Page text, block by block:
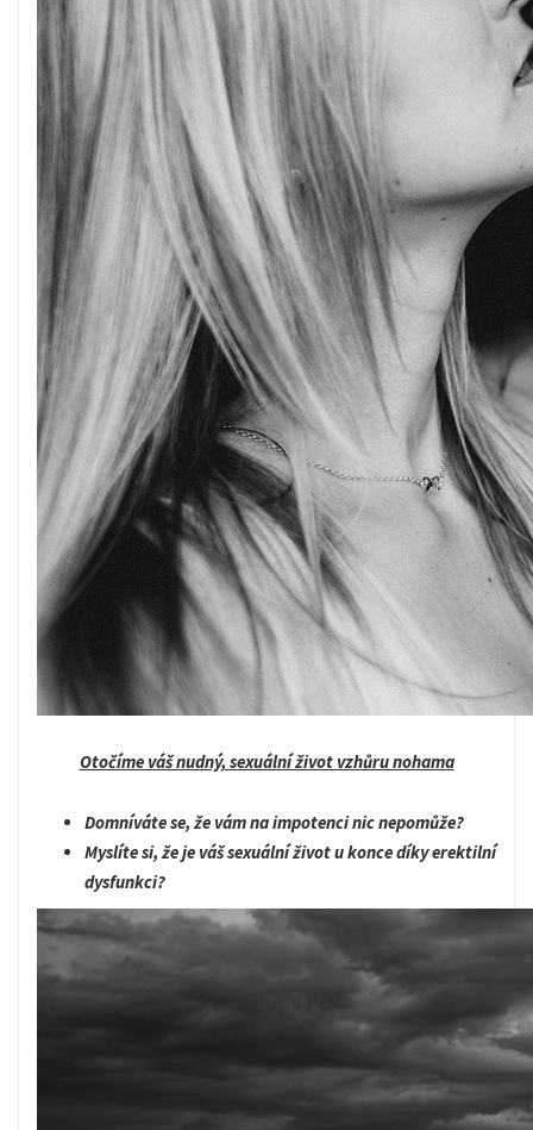
Otočíme váš nudný, sexuální život vzhůru nohama
Domníváte se, že vám na impotenci nic nepomůže?
Myslíte si, že je váš sexuální život u konce díky erektilní
dysfunkci?